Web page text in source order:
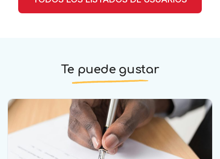
Te puede gustar